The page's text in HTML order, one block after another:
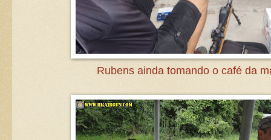
Rubens ainda tomando o café da